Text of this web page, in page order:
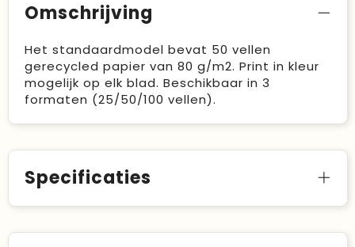
Omschrijving
Het standaardmodel bevat 50 vellen
gerecycled papier van 80 g/m2. Print in kleur
mogelijk op elk blad. Beschikbaar in 3
formaten (25/50/100 vellen).
Specificaties